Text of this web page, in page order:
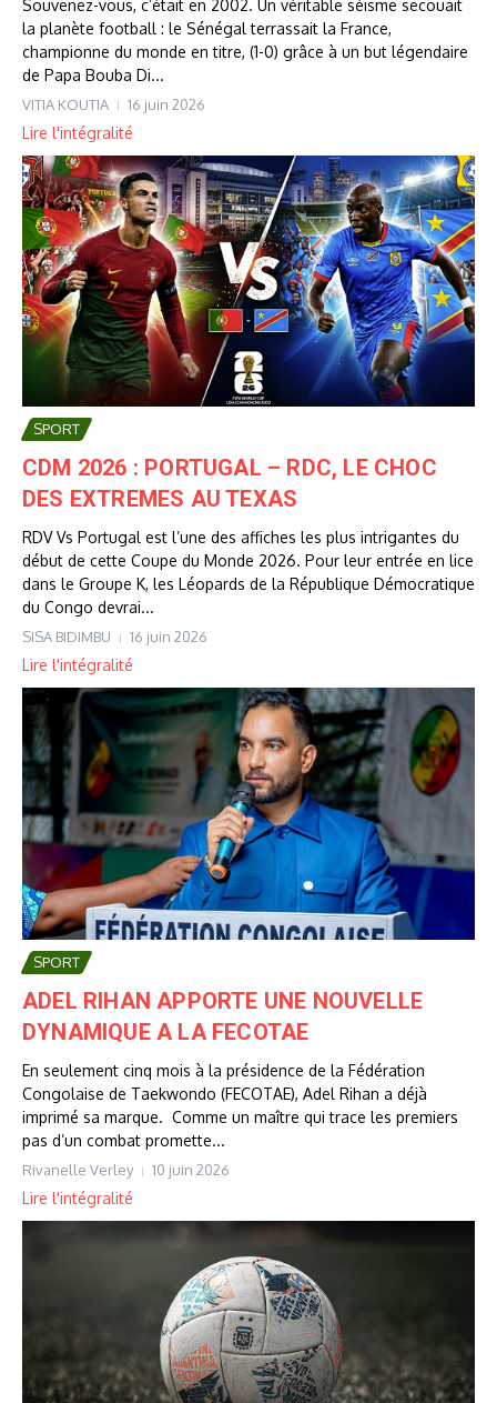
Souvenez-vous, c’était en 2002. Un véritable séisme secouait
la planète football : le Sénégal terrassait la France,
championne du monde en titre, (1-0) grâce à un but légendaire
de Papa Bouba Di...
VITIA KOUTIA 16 juin 2026
Lire l'intégralité
SPORT
CDM 2026 : PORTUGAL – RDC, LE CHOC
DES EXTREMES AU TEXAS
RDV Vs Portugal est l’une des affiches les plus intrigantes du
début de cette Coupe du Monde 2026. Pour leur entrée en lice
dans le Groupe K, les Léopards de la République Démocratique
du Congo devrai...
SISA BIDIMBU 16 juin 2026
Lire l'intégralité
SPORT
ADEL RIHAN APPORTE UNE NOUVELLE
DYNAMIQUE A LA FECOTAE
En seulement cinq mois à la présidence de la Fédération
Congolaise de Taekwondo (FECOTAE), Adel Rihan a déjà
imprimé sa marque. ‎ ‎Comme un maître qui trace les premiers
pas d’un combat promette...
Rivanelle Verley 10 juin 2026
Lire l'intégralité